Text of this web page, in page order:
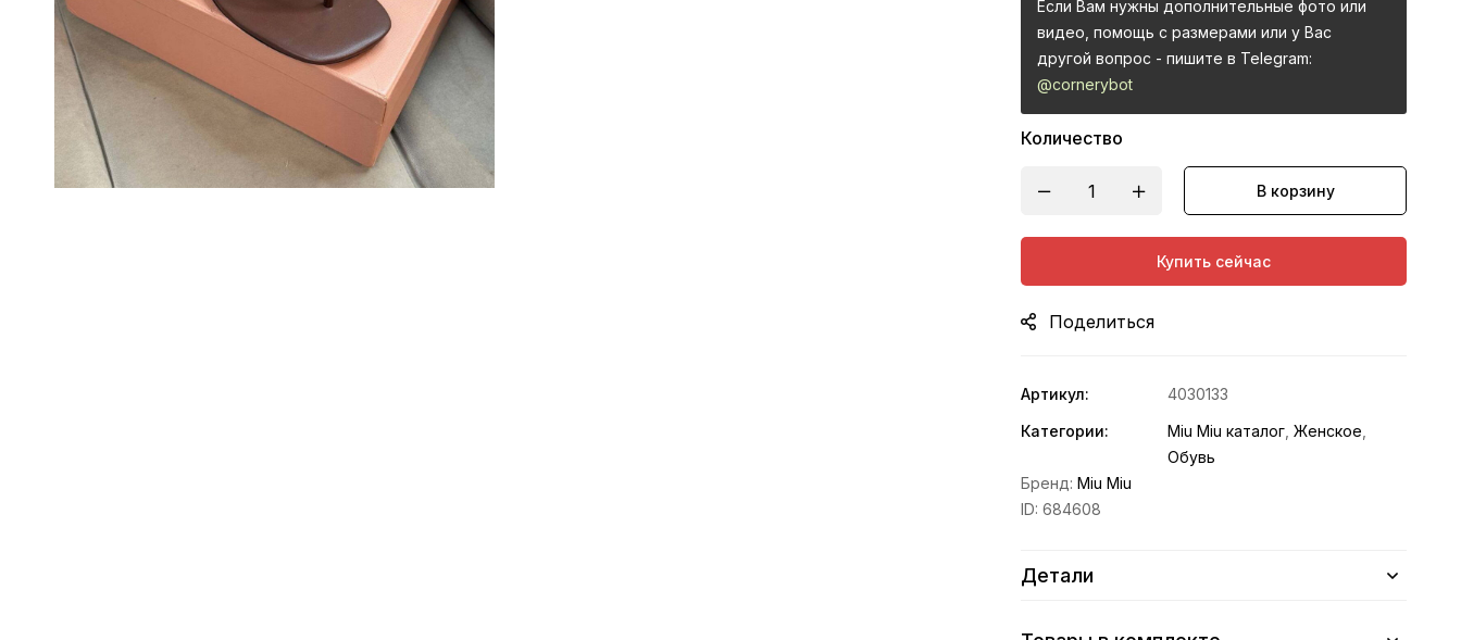
Если Вам нужны дополнительные фото или
видео, помощь с размерами или у Вас
другой вопрос - пишите в Telegram:
@cornerybot
Количество
В корзину
Купить сейчас
Поделиться
Артикул:
4030133
Категории:
Miu Miu каталог ,Женское
Обувь
Бренд:Miu Miu
ID:684608
Детали